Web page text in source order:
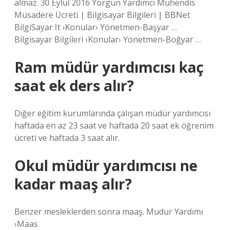
almaz. 30 Eylül 2016 Yorgun Yardımcı Mühendis
Müsadere Ücreti | Bilgisayar Bilgileri | BBNet
BilgiSayar It ›Konular› Yönetmen-Başyar …
Bilgisayar Bilgileri ›Konular› Yönetmen-Boğyar …
Ram müdür yardımcısı kaç
saat ek ders alır?
Diğer eğitim kurumlarında çalışan müdür yardımcısı
haftada en az 23 saat ve haftada 20 saat ek öğrenim
ücreti ve haftada 3 saat alır.
Okul müdür yardımcısı ne
kadar maaş alır?
Benzer mesleklerden sonra maaş. Mudur Yardımı
›Maas